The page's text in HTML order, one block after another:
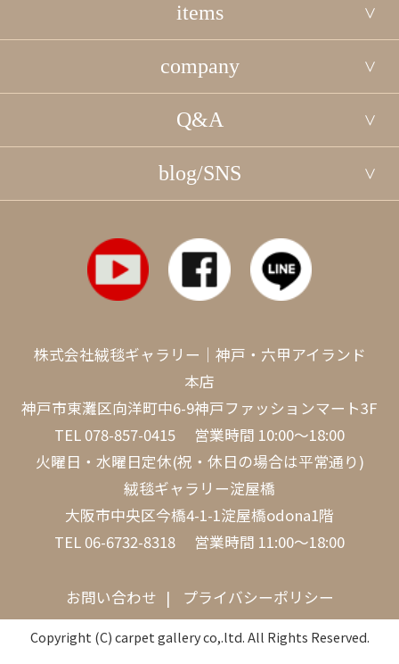
items
company
Q&A
blog/SNS
株式会社絨毯ギャラリー｜神戸・六甲アイランド
本店
神戸市東灘区向洋町中6-9神戸ファッションマート3F
TEL 078-857-0415 営業時間 10:00～18:00
火曜日・水曜日定休(祝・休日の場合は平常通り)
絨毯ギャラリー淀屋橋
大阪市中央区今橋4-1-1淀屋橋odona1階
TEL 06-6732-8318 営業時間 11:00～18:00
お問い合わせ プライバシーポリシー
Copyright (C) carpet gallery co,.ltd. All Rights Reserved.